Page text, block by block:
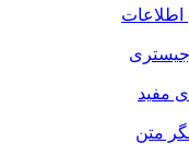
اطلاعات
مفید
متن